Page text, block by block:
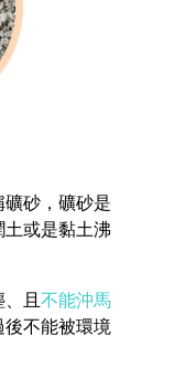
砂，礦砂是
或是黏土沸
、且不能沖馬
後不能被環境